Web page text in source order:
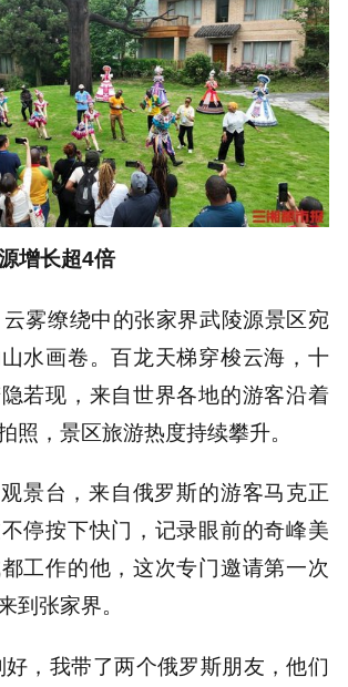
增长超4倍
雾缭绕中的张家界武陵源景区宛
水画卷。百龙天梯穿梭云海，十
若现，来自世界各地的游客沿着
照，景区旅游热度持续攀升。
景台，来自俄罗斯的游客马克正
停按下快门，记录眼前的奇峰美
工作的他，这次专门邀请第一次
到张家界。
好，我带了两个俄罗斯朋友，他们